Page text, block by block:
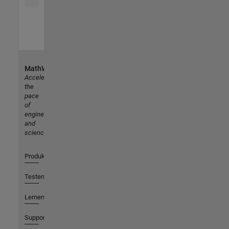
MathWorks
Accelerating
the
pace
of
engineering
and
science
Produkte
Testen oder Kaufen
Lernen
Support